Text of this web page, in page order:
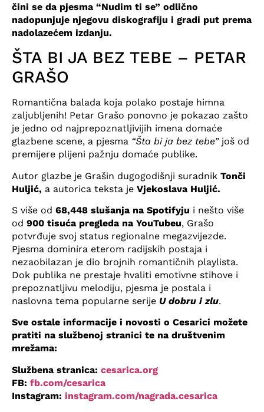
čini se da pjesma “Nudim ti se” odlično
nadopunjuje njegovu diskografiju i gradi put prema
nadolazećem izdanju.
ŠTA BI JA BEZ TEBE – PETAR
GRAŠO
Romantična balada koja polako postaje himna
zaljubljenih! Petar Grašo ponovno je pokazao zašto
je jedno od najprepoznatljivijih imena domaće
glazbene scene, a pjesma “Šta bi ja bez tebe”još od
premijere plijeni pažnju domaće publike.
Autor glazbe je Grašin dugogodišnji suradnik Tonči
Huljić, a autorica teksta je Vjekoslava Huljić.
S više od 68,448 slušanja na Spotifyju i nešto više
od 900 tisuća pregleda na YouTubeu, Grašo
potvrđuje svoj status regionalne megazvijezde.
Pjesma dominira eterom radijskih postaja i
nezaobilazan je dio brojnih romantičnih playlista.
Dok publika ne prestaje hvaliti emotivne stihove i
prepoznatljivu melodiju, pjesma je postala i
naslovna tema popularne serije U dobru i zlu.
Sve ostale informacije i novosti o Cesarici možete
pratiti na službenoj stranici te na društvenim
mrežama:
Službena stranica: cesarica.org
FB: fb.com/cesarica
Instagram: instagram.com/nagrada.cesarica